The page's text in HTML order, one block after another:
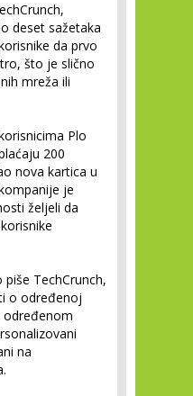
deset sažetaka
da prvo
što je slično
mreža ili
Plo
200
nova kartica u
je
željeli da
TechCrunch,
o određenoj
na